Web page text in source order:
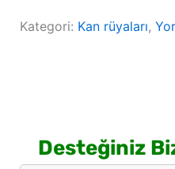
Kategori: Kan rüyaları,
Desteğiniz